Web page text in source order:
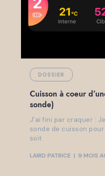
DOSSIER
Cuisson à coeur
sonde)
J'ai fini par craquer :
sonde de cuisson
soit
LAIRD PATRICE 9 MOIS